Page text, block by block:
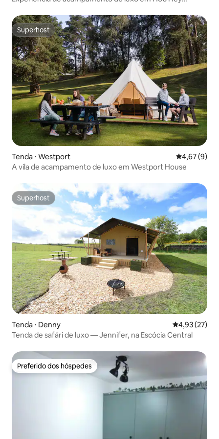
Superhost
Superhost
Tenda ⋅ Westport 4,67 de uma
4,67 (9)
A vila de acampamento de luxo em Westport House
Superhost
Superhost
Tenda ⋅ Denny 4,93 de uma
4,93 (27)
Tenda de safári de luxo — Jennifer, na Escócia Central
Preferido dos hóspedes
Preferido dos hóspedes